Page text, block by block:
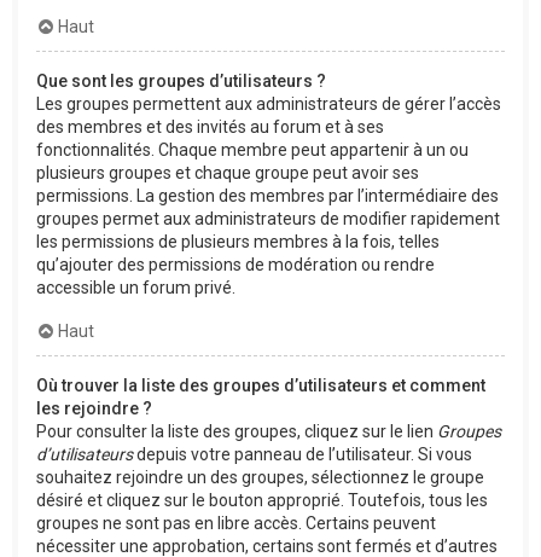
Haut
Que sont les groupes d’utilisateurs ?
Les groupes permettent aux administrateurs de gérer l’accès
des membres et des invités au forum et à ses
fonctionnalités. Chaque membre peut appartenir à un ou
plusieurs groupes et chaque groupe peut avoir ses
permissions. La gestion des membres par l’intermédiaire des
groupes permet aux administrateurs de modifier rapidement
les permissions de plusieurs membres à la fois, telles
qu’ajouter des permissions de modération ou rendre
accessible un forum privé.
Haut
Où trouver la liste des groupes d’utilisateurs et comment
les rejoindre ?
Pour consulter la liste des groupes, cliquez sur le lien Groupes
d’utilisateursdepuis votre panneau de l’utilisateur. Si vous
souhaitez rejoindre un des groupes, sélectionnez le groupe
désiré et cliquez sur le bouton approprié. Toutefois, tous les
groupes ne sont pas en libre accès. Certains peuvent
nécessiter une approbation, certains sont fermés et d’autres